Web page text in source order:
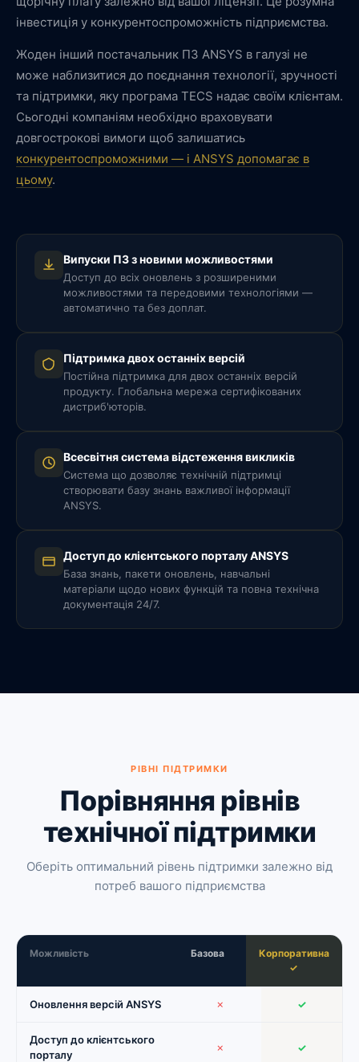
інвестиція у конкурентоспроможність підприємства.
Жоден інший постачальник ПЗ ANSYS в галузі не
може наблизитися до поєднання технології, зручності
та підтримки, яку програма TECS надає своїм клієнтам.
Сьогодні компаніям необхідно враховувати
довгострокові вимоги щоб залишатись
конкурентоспроможними — і ANSYS допомагає в
цьому.
Випуски ПЗ з новими можливостями
Доступ до всіх оновлень з розширеними
можливостями та передовими технологіями —
автоматично та без доплат.
Підтримка двох останніх версій
Постійна підтримка для двох останніх версій
продукту. Глобальна мережа сертифікованих
дистриб'юторів.
Всесвітня система відстеження викликів
Система що дозволяє технічній підтримці
створювати базу знань важливої інформації
ANSYS.
Доступ до клієнтського порталу ANSYS
База знань, пакети оновлень, навчальні
матеріали щодо нових функцій та повна технічна
документація 24/7.
РІВНІ ПІДТРИМКИ
Порівняння рівнів
технічної підтримки
Оберіть оптимальний рівень підтримки залежно від
потреб вашого підприємства
Можливість Базова
Корпоративна
✓
Оновлення версій ANSYS ✗ ✓
Доступ до клієнтського
порталу
✗ ✓